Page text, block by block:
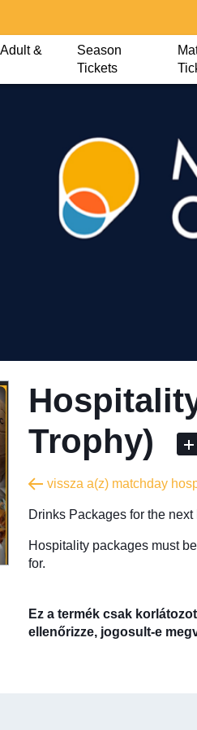
&
Season
Tickets
Trophy)
vissza a(z) matchday
Drinks Packages for the next
Hospitality packages must
for.
Ez a termék csak
ellenőrizze, jogosult-e